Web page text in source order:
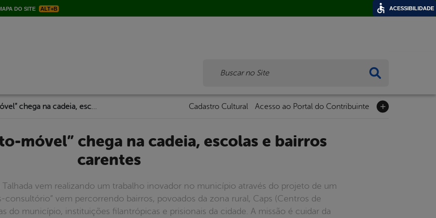
DO SITE ALT+B
Cadastro Cultural Acesso ao Portal do Contribuinte
carentes
Talhada vem realizando um trabalho inovador no município através do projeto de um
consultório” vem percorrendo bairros, povoados da zona rural, Caps (Centros de
do município, instituições filantrópicas e prisionais da cidade. A missão é cuidar da
ACESSIBILIDADE